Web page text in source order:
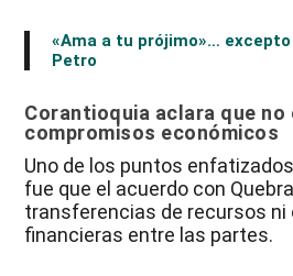
«Ama a tu prójimo»…
Petro
Corantioquia aclara que no
compromisos económicos
Uno de los puntos
fue que el acuerdo con
transferencias de recursos ni
financieras entre las partes.